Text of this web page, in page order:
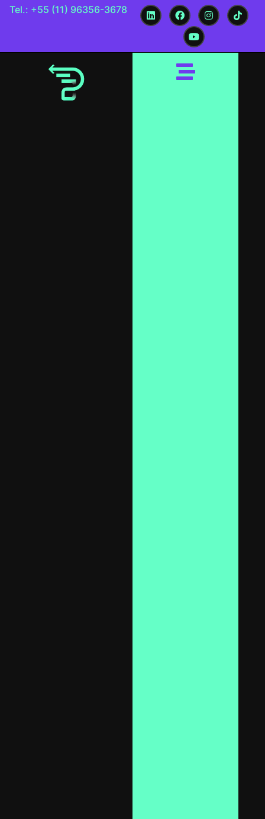
Tel.: +55 (11) 96356-3678